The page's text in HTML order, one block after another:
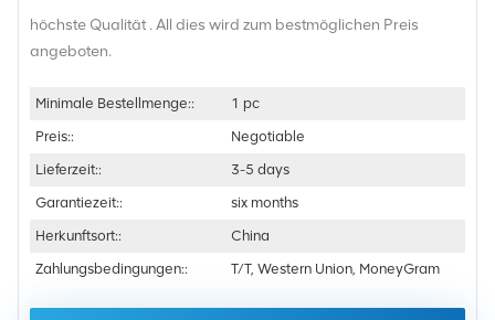
höchste Qualität . All dies wird zum bestmöglichen Preis
angeboten.
Minimale Bestellmenge::
1 pc
Preis::
Negotiable
Lieferzeit::
3-5 days
Garantiezeit::
six months
Herkunftsort::
China
Zahlungsbedingungen::
T/T, Western Union, MoneyGram